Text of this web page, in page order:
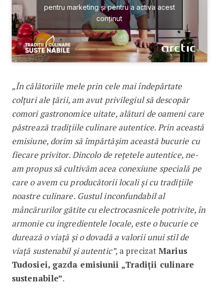
pentru marketing și pentru a activa acest
conținut
„În călătoriile mele prin cele mai îndepărtate
colțuri ale țării, am avut privilegiul să descopăr
comori gastronomice uitate, alături de oameni care
păstrează tradițiile culinare autentice. Prin această
emisiune, dorim să împărtășim această bucurie cu
fiecare privitor. Dincolo de rețetele autentice, ne-
am propus să cultivăm acea conexiune specială pe
care o avem cu producătorii locali și cu tradițiile
noastre culinare. Gustul inconfundabil al
mâncărurilor gătite cu electrocasnicele potrivite, în
armonie cu ingredientele locale, este o bucurie ce
durează o viață și o dovadă a valorii unui stil de
viață sustenabil și autentic”, a precizatMarius
Tudosiei, gazda emisiunii „Tradiții culinare
sustenabile”.